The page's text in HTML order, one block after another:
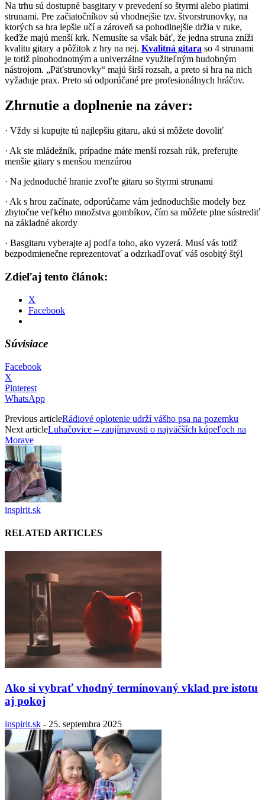
Na trhu sú dostupné basgitary v prevedení so štyrmi alebo piatimi
strunami. Pre začiatočníkov sú vhodnejšie tzv. štvorstrunovky, na
ktorých sa hra lepšie učí a zároveň sa pohodlnejšie držia v ruke,
keďže majú menší krk. Nemusíte sa však báť, že jedna struna zníži
kvalitu gitary a pôžitok z hry na nej. Kvalitná gitara so 4 strunami
je totiž plnohodnotným a univerzálne využiteľným hudobným
nástrojom. „Päťstrunovky“ majú širší rozsah, a preto si hra na nich
vyžaduje prax. Preto sú odporúčané pre profesionálnych hráčov.
Zhrnutie a doplnenie na záver:
· Vždy si kupujte tú najlepšiu gitaru, akú si môžete dovoliť
· Ak ste mládežník, prípadne máte menší rozsah rúk, preferujte
menšie gitary s menšou menzúrou
· Na jednoduché hranie zvoľte gitaru so štyrmi strunami
· Ak s hrou začínate, odporúčame vám jednoduchšie modely bez
zbytočne veľkého množstva gombíkov, čím sa môžete plne sústrediť
na základné akordy
· Basgitaru vyberajte aj podľa toho, ako vyzerá. Musí vás totiž
bezpodmienečne reprezentovať a odzrkadľovať váš osobitý štýl
Zdieľaj tento článok:
X
Facebook
Súvisiace
Facebook
X
Pinterest
WhatsApp
Previous articleRádiové oplotenie udrží vášho psa na pozemku
Next articleLuhačovice – zaujímavosti o najväčších kúpeľoch na
Morave
inspirit.sk
RELATED ARTICLES
Ako si vybrať vhodný termínovaný vklad pre istotu
aj pokoj
inspirit.sk - 25. septembra 2025